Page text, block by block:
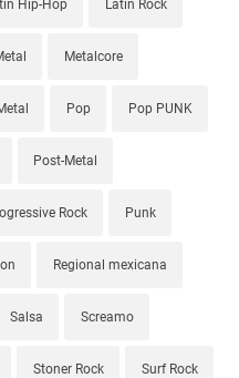
Hip-Hop Latin Rock
Metalcore
Pop Pop PUNK
Post-Metal
Rock Punk
Regional mexicana
Salsa Screamo
Stoner Rock Surf Rock